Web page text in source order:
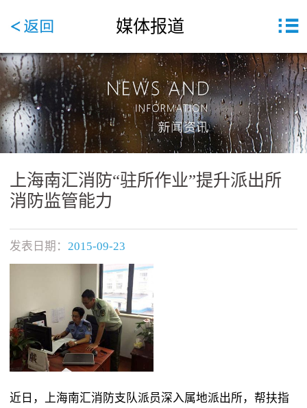
媒体报道
上海南汇消防“驻所作业”提升派出所
消防监管能力
发表日期： 2015-09-23
近日，上海南汇消防支队派员深入属地派出所，帮扶指